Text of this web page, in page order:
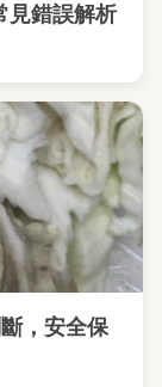
見錯誤解析
，安全保